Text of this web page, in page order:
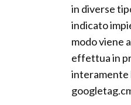
in diverse
indicato
modo viene
effettua in
interamente